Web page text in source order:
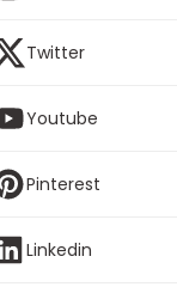
Twitter
Youtube
Pinterest
Linkedin